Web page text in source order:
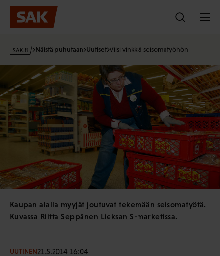
Hyppää
sisältöön
s
f
Näistä puhutaan Uutiset Viisi vinkkiä seisomatyöhön
Kaupan alalla myyjät joutuvat tekemään seisomatyötä.
Kuvassa Riitta Seppänen Lieksan S-marketissa.
UUTINEN21.5.2014 16:04